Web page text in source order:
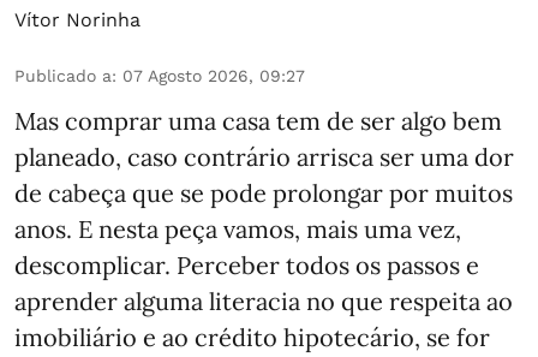
Vítor Norinha
Publicado a: 07 Agosto 2026, 09:27
Mas comprar uma casa tem de ser algo bem
planeado, caso contrário arrisca ser uma dor
de cabeça que se pode prolongar por muitos
anos. E nesta peça vamos, mais uma vez,
descomplicar. Perceber todos os passos e
aprender alguma literacia no que respeita ao
imobiliário e ao crédito hipotecário, se for